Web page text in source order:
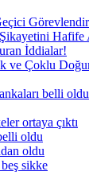
Hafife
İddialar!
ve Çoklu
belli oldu
ortaya çıktı
oldu
oldu
sikke